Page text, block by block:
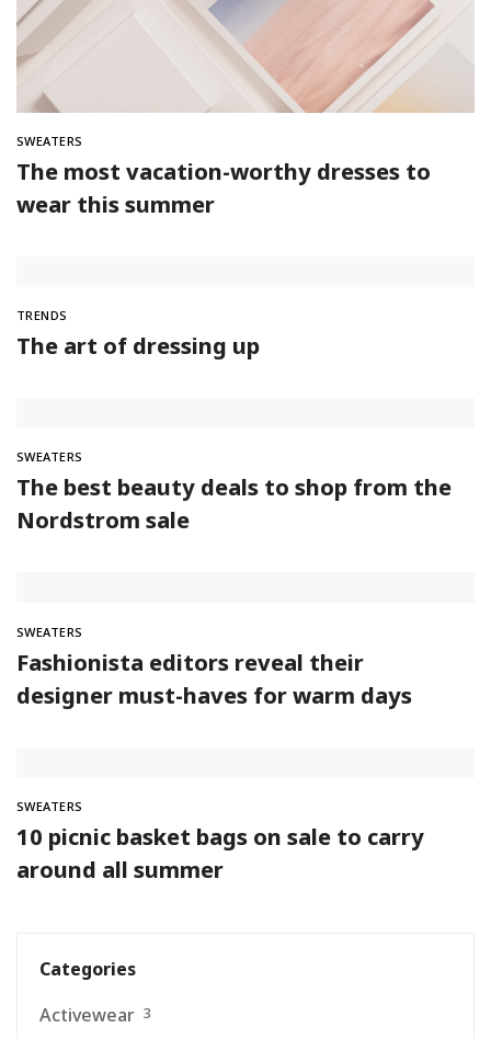
SWEATERS
The most vacation-worthy dresses to
wear this summer
TRENDS
The art of dressing up
SWEATERS
The best beauty deals to shop from the
Nordstrom sale
SWEATERS
Fashionista editors reveal their
designer must-haves for warm days
SWEATERS
10 picnic basket bags on sale to carry
around all summer
Categories
Activewear 3